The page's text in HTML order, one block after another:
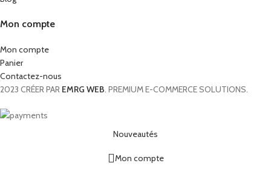
Mon compte
Mon compte
Panier
Contactez-nous
2023 CRÉER PAR EMRG WEB. PREMIUM E-COMMERCE SOLUTIONS.
Nouveautés
Mon compte